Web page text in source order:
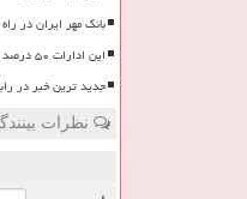
بانک مهر ایران در
این ادارات ۵۰ درصد دورکاری شدند
جدید ترین خبر در
نظرات